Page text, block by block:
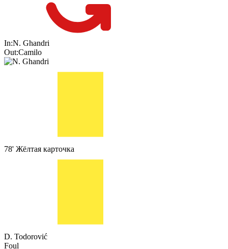
In:N. Ghandri
Out:Camilo
78' Жёлтая карточка
D. Todorović
Foul